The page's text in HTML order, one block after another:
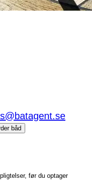
båd
før du optager